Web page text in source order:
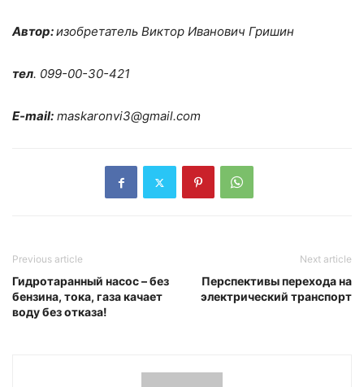
Автор:изобретатель Виктор Иванович Гришин
тел. 099-00-30-421
E-mail: maskaronvi3@gmail.com
Previous article
Гидротаранный насос – без
бензина, тока, газа качает
воду без отказа!
Next article
Перспективы перехода на
электрический транспорт